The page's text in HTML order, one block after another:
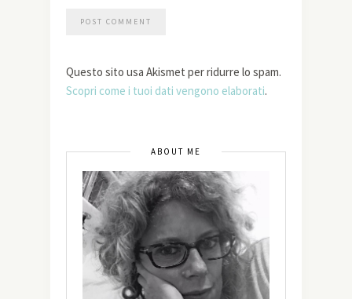
Questo sito usa Akismet per ridurre lo spam.
Scopri come i tuoi dati vengono elaborati.
ABOUT ME